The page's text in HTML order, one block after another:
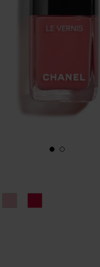
NUVOLAEXQUISITE